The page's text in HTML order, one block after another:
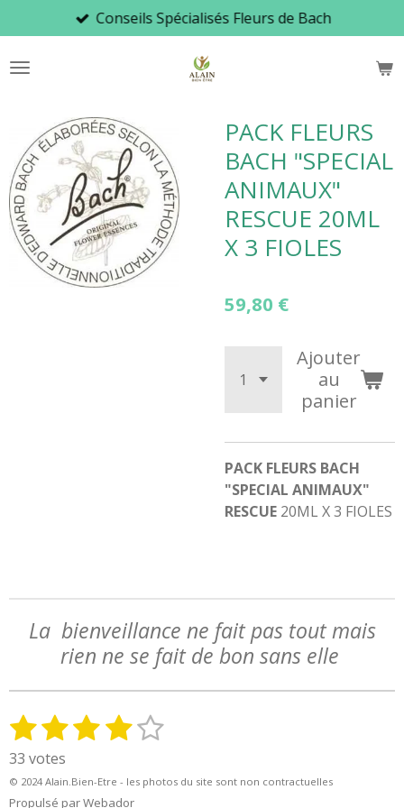
au
contenu
Conseils Spécialisés Fleurs de Bach
PACK FLEURS
BACH "SPECIAL
ANIMAUX"
RESCUE 20ML
X 3 FIOLES
59,80 €
Ajouter
au
panier
PACK FLEURS BACH
"SPECIAL ANIMAUX"
RESCUE 20ML X 3 FIOLES
La bienveillance ne fait pas tout mais
rien ne se fait de bon sans elle
É
v
a
l
1
é
t
2
é
t
3
t
4
t
5
t
E
o
33 votes
© 2024 Alain.Bien-Etre - les photos du site sont non contractuelles
Propulsé parWebador